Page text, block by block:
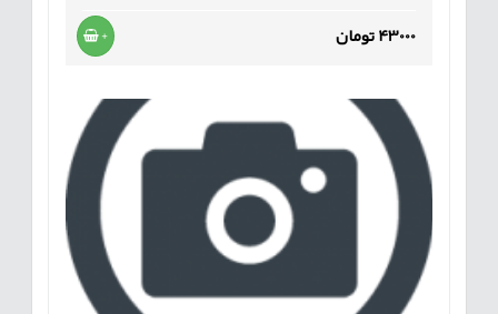
43000 تومان +